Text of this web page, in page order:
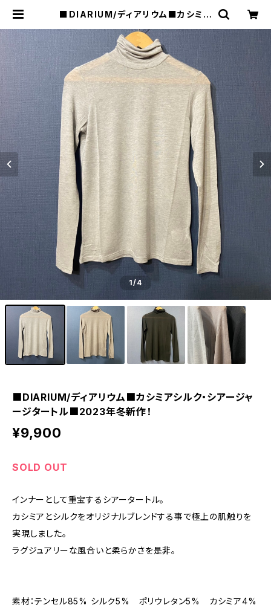
■DIARIUM/ディアリウム■カシミア
23年冬新作！ | raquel
1/4
■DIARIUM/ディアリウム■カシミアシルク・シアージャ
ージタートル■2023年冬新作！
¥9,900
SOLD OUT
インナーとして重宝するシアータートル。
カシミアとシルクをオリジナルブレンドする事で極上の肌触りを
実現しました。
ラグジュアリーな風合いと柔らかさを是非。
素材：テンセル85% シルク5% ポリウレタン5% カシミア4%